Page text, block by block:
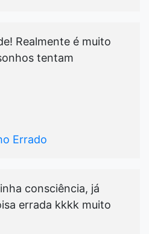
Realmente é muito
tentam
Errado
consciência, já
errada kkkk muito